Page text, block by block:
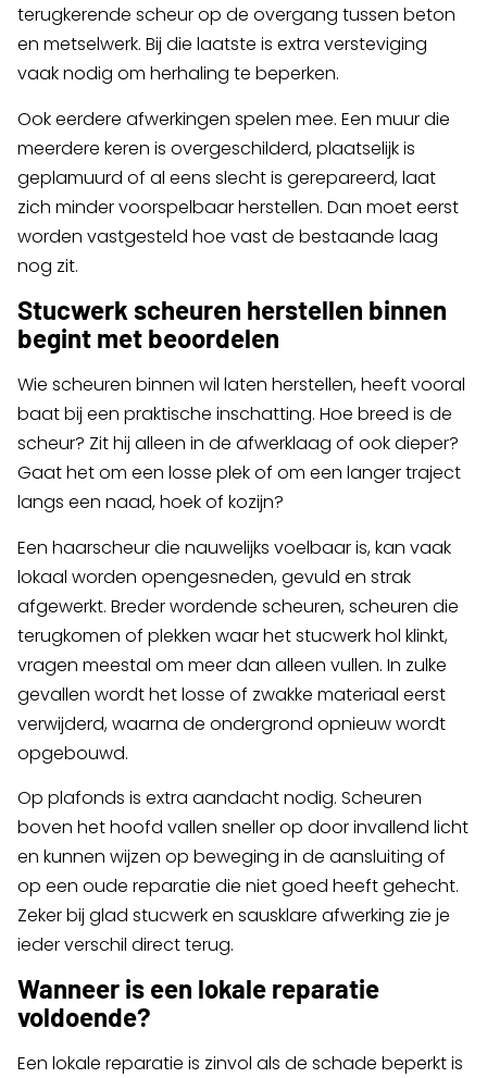
terugkerende scheur op de overgang tussen beton
en metselwerk. Bij die laatste is extra versteviging
vaak nodig om herhaling te beperken.
Ook eerdere afwerkingen spelen mee. Een muur die
meerdere keren is overgeschilderd, plaatselijk is
geplamuurd of al eens slecht is gerepareerd, laat
zich minder voorspelbaar herstellen. Dan moet eerst
worden vastgesteld hoe vast de bestaande laag
nog zit.
Stucwerk scheuren herstellen binnen
begint met beoordelen
Wie scheuren binnen wil laten herstellen, heeft vooral
baat bij een praktische inschatting. Hoe breed is de
scheur? Zit hij alleen in de afwerklaag of ook dieper?
Gaat het om een losse plek of om een langer traject
langs een naad, hoek of kozijn?
Een haarscheur die nauwelijks voelbaar is, kan vaak
lokaal worden opengesneden, gevuld en strak
afgewerkt. Breder wordende scheuren, scheuren die
terugkomen of plekken waar het stucwerk hol klinkt,
vragen meestal om meer dan alleen vullen. In zulke
gevallen wordt het losse of zwakke materiaal eerst
verwijderd, waarna de ondergrond opnieuw wordt
opgebouwd.
Op plafonds is extra aandacht nodig. Scheuren
boven het hoofd vallen sneller op door invallend licht
en kunnen wijzen op beweging in de aansluiting of
op een oude reparatie die niet goed heeft gehecht.
Zeker bij glad stucwerk en sausklare afwerking zie je
ieder verschil direct terug.
Wanneer is een lokale reparatie
voldoende?
Een lokale reparatie is zinvol als de schade beperkt is